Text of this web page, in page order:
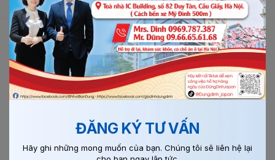
BÀI VIẾT LIÊN QUAN
Chi tiết
ĐĂNG KÝ TƯ VẤN
Hãy ghi những mong muốn của bạn. Chúng tôi sẽ liên hệ lại